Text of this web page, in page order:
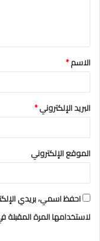
ق
*
الاسم*
البريد الإلكتروني*
الموقع الإلكتروني
احفظ اسمي، بريدي
لاستخدامها المرة المقبلة